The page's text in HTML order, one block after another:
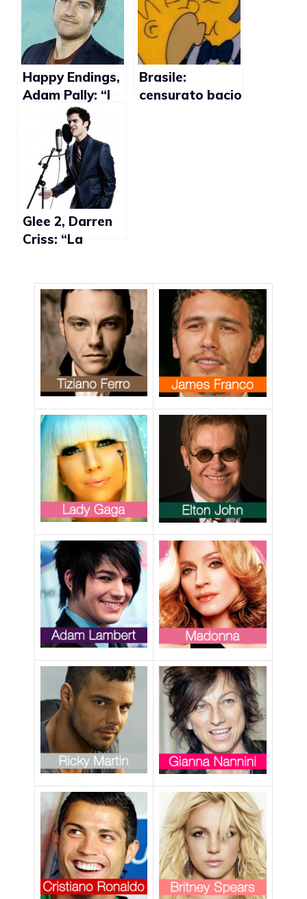
lesbiche
Happy Endings,
Adam Pally: “I
gay mi amano”
Brasile:
censurato bacio
Glee 2, Darren
Criss: “La
mai venuta in
mente. Ho letto
solo un bel
personaggio”